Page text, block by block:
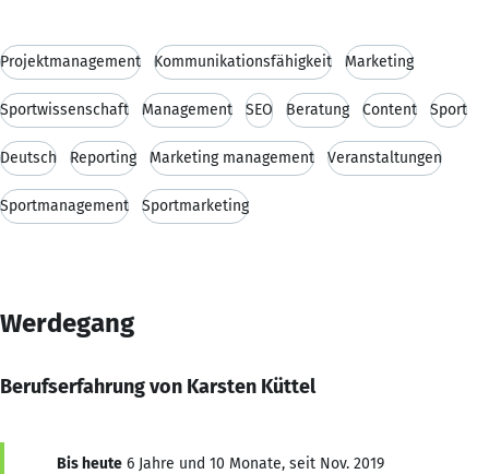
Projektmanagement Kommunikationsfähigkeit Marketing
Sportwissenschaft Management SEO Beratung Content Sport
Deutsch Reporting Marketing management Veranstaltungen
Sportmanagement Sportmarketing
Werdegang
Berufserfahrung von Karsten Küttel
Bis heute 6 Jahre und 10 Monate, seit Nov. 2019